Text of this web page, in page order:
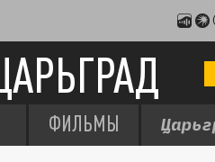
ФИЛЬМЫ